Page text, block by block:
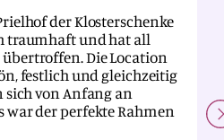
der Klosterschenke
traumhaft und hat all
Die Location
festlich und gleichzeitig
sich von Anfang an
der perfekte Rahmen